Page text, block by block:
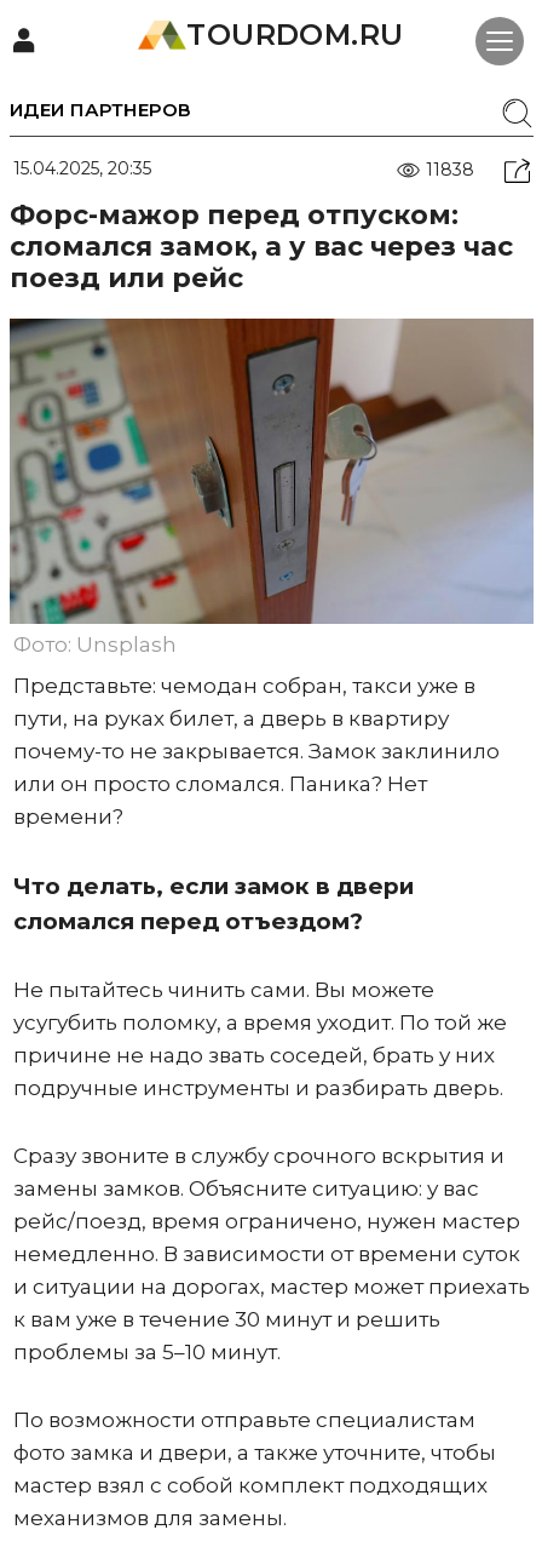
TOURDOM.RU
ИДЕИ ПАРТНЕРОВ
15.04.2025, 20:35 11838
Форс-мажор перед отпуском:
сломался замок, а у вас через час
поезд или рейс
Фото: Unsplash
Представьте: чемодан собран, такси уже в
пути, на руках билет, а дверь в квартиру
почему-то не закрывается. Замок заклинило
или он просто сломался. Паника? Нет
времени?
Что делать, если замок в двери
сломался перед отъездом?
Не пытайтесь чинить сами. Вы можете
усугубить поломку, а время уходит. По той же
причине не надо звать соседей, брать у них
подручные инструменты и разбирать дверь.
Сразу звоните в службу срочного вскрытия и
замены замков. Объясните ситуацию: у вас
рейс/поезд, время ограничено, нужен мастер
немедленно. В зависимости от времени суток
и ситуации на дорогах, мастер может приехать
к вам уже в течение 30 минут и решить
проблемы за 5–10 минут.
По возможности отправьте специалистам
фото замка и двери, а также уточните, чтобы
мастер взял с собой комплект подходящих
механизмов для замены.